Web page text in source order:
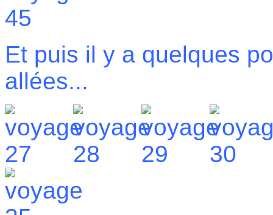
Et puis il y a quelques
allées...